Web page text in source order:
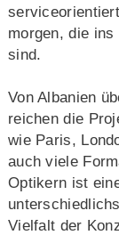
morgen, die ins
sind.
Von Albanien
reichen die
wie Paris,
auch viele
Optikern ist
Vielfalt der